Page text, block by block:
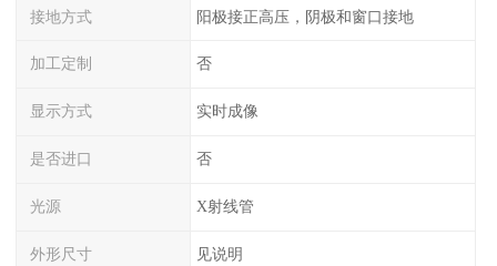
接地方式 阳极接正高压，阴极和窗口接地
加工定制 否
显示方式 实时成像
是否进口 否
光源 X射线管
外形尺寸 见说明